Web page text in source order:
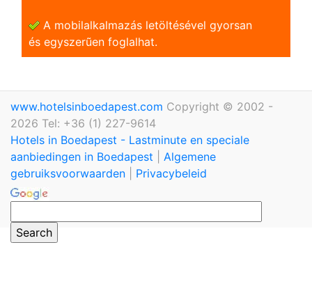
A mobilalkalmazás letöltésével gyorsan
és egyszerũen foglalhat.
www.hotelsinboedapest.com Copyright © 2002 -
2026 Tel: +36 (1) 227-9614
Hotels in Boedapest - Lastminute en speciale
aanbiedingen in Boedapest
Algemene
gebruiksvoorwaarden
Privacybeleid